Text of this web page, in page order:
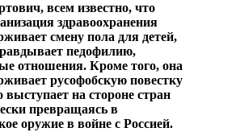
всем известно, что
здравоохранения
смену пола для детей,
педофилию,
отношения. Кроме того, она
русофобскую повестку
выступает на стороне стран
превращаясь в
оружие в войне с Россией.